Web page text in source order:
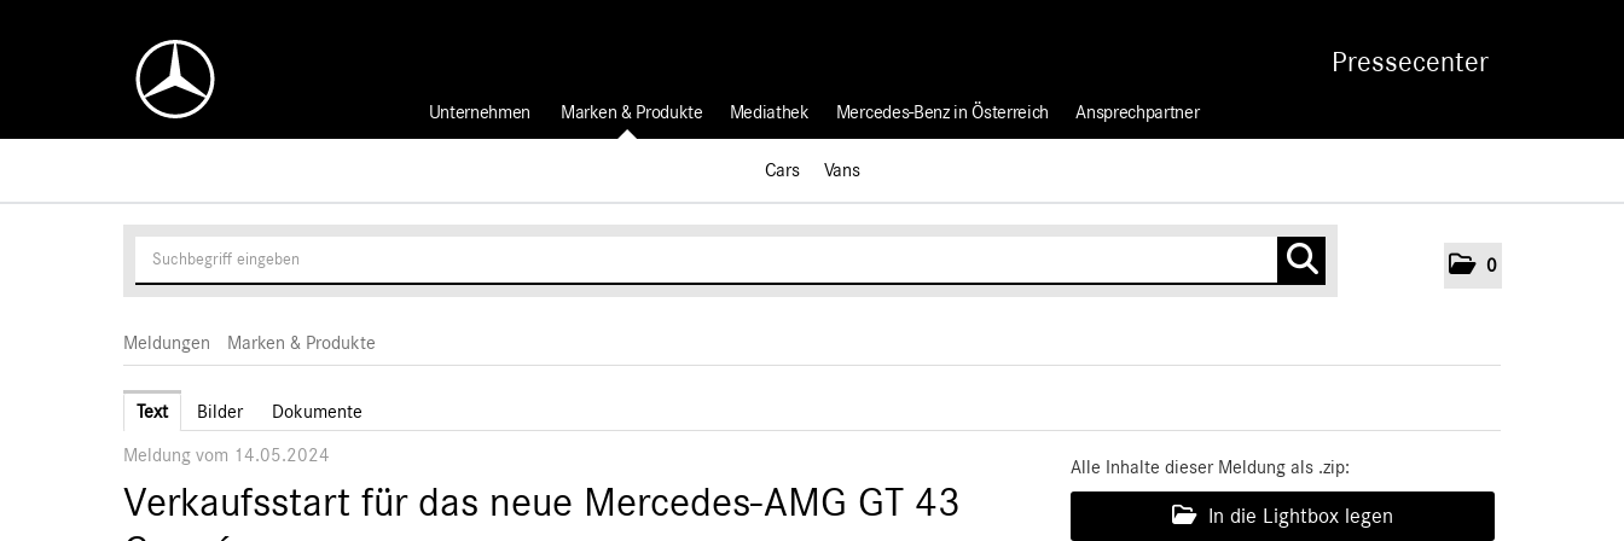
Pressecenter
0
Unternehmen Marken & Produkte
Cars Vans
Mediathek Mercedes-Benz in Österreich Ansprechpartner
Meldungen Marken & Produkte
Text Bilder Dokumente
Meldung vom 14.05.2024
Verkaufsstart für das neue Mercedes-AMG GT 43
Alle Inhalte dieser Meldung als .zip:
In die Lightbox legen